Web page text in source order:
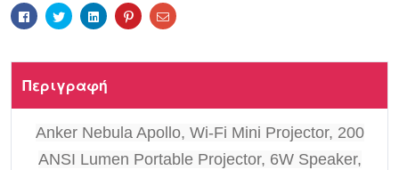
FacebookTwitterLinkedinPinterestEmail
Περιγραφή
Anker Nebula Apollo, Wi-Fi Mini Projector, 200
ANSI Lumen Portable Projector, 6W Speaker,